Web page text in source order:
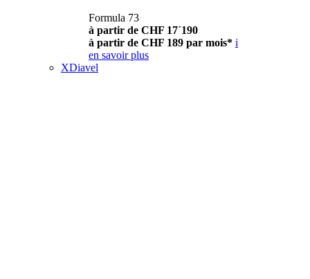
Formula 73
à partir de CHF 17´190
à partir de CHF 189 par mois* i
en savoir plus
XDiavel